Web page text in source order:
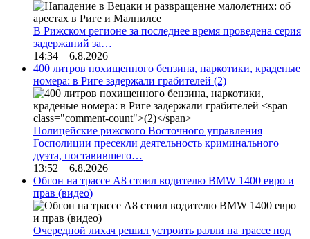
В Рижском регионе за последнее время проведена серия
задержаний за…
14:34 6.8.2026
400 литров похищенного бензина, наркотики, краденые
номера: в Риге задержали грабителей (2)
Полицейские рижского Восточного управления
Госполиции пресекли деятельность криминального
дуэта, поставившего…
13:52 6.8.2026
Обгон на трассе А8 стоил водителю BMW 1400 евро и
прав (видео)
Очередной лихач решил устроить ралли на трассе под